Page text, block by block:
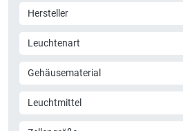
Hersteller
Leuchtenart
Gehäusematerial
Leuchtmittel